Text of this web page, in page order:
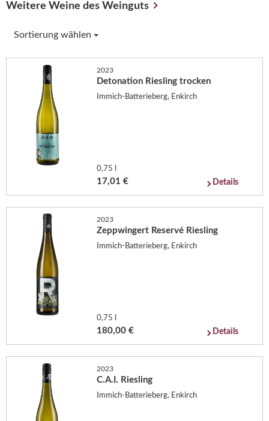
Weitere Weine des Weinguts
Sortierung wählen
2023
Detonation Riesling trocken
Immich-Batterieberg, Enkirch
0,75 l
17,01 € Details
2023
Zeppwingert Reservé Riesling
Immich-Batterieberg, Enkirch
0,75 l
180,00 € Details
2023
C.A.I. Riesling
Immich-Batterieberg, Enkirch